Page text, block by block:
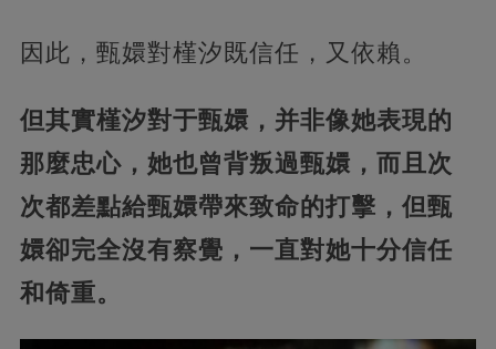
因此，甄嬛對槿汐既信任，又依賴。
但其實槿汐對于甄嬛，并非像她表現的
那麼忠心，她也曾背叛過甄嬛，而且次
次都差點給甄嬛帶來致命的打擊，但甄
嬛卻完全沒有察覺，一直對她十分信任
和倚重。